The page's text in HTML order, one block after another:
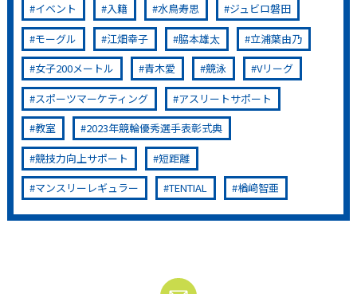
イベント 入籍 水鳥寿思
ジュビロ磐田
モーグル
江畑幸子 脇本雄太
立浦葉由乃
女子200メートル
青木愛 競泳
Vリーグ
スポーツマーケティング
アスリートサポート
教室
2023年競輪優秀選手表彰式典
競技力向上サポート
短距離
マンスリーレギュラー
TENTIAL 楢﨑智亜